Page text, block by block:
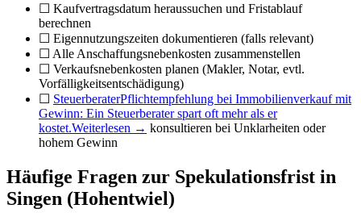
☐ Kaufvertragsdatum heraussuchen und Fristablauf
berechnen
☐ Eigennutzungszeiten dokumentieren (falls relevant)
☐ Alle Anschaffungsnebenkosten zusammenstellen
☐ Verkaufsnebenkosten planen (Makler, Notar, evtl.
Vorfälligkeitsentschädigung)
☐ SteuerberaterPflichtempfehlung bei Immobilienverkauf mit
Gewinn: Ein Steuerberater spart oft mehr als er
kostet.Weiterlesen → konsultieren bei Unklarheiten oder
hohem Gewinn
Häufige Fragen zur Spekulationsfrist in
Singen (Hohentwiel)